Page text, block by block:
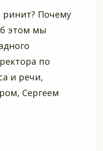
ринит? Почему
этом мы
по
и речи,
Сергеем